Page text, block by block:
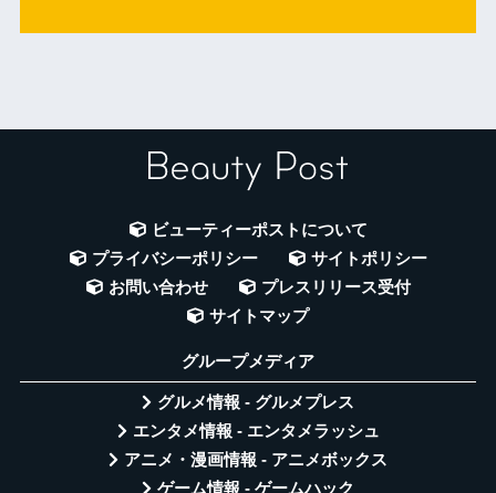
ビューティーポストについて
プライバシーポリシー
サイトポリシー
お問い合わせ
プレスリリース受付
サイトマップ
グループメディア
グルメ情報 - グルメプレス
エンタメ情報 - エンタメラッシュ
アニメ・漫画情報 - アニメボックス
ゲーム情報 - ゲームハック